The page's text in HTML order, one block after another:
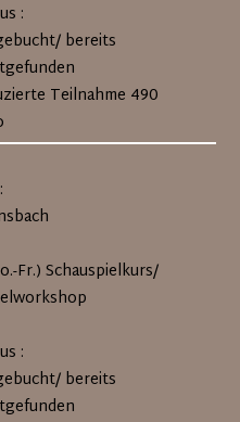
:
bereits
Teilnahme 490
Fr.) Schauspielkurs/
:
bereits